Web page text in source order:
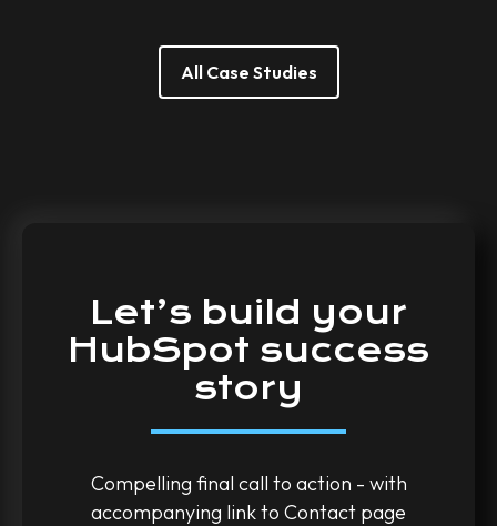
All Case Studies
Let’s build your
HubSpot success
story
Compelling final call to action - with
accompanying link to Contact page